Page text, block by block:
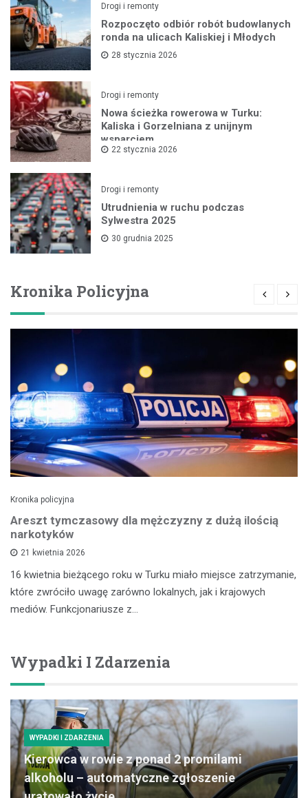
Drogi i remonty
Rozpoczęto odbiór robót budowlanych
ronda na ulicach Kaliskiej i Młodych
28 stycznia 2026
Drogi i remonty
Nowa ścieżka rowerowa w Turku:
Kaliska i Gorzelniana z unijnym
wsparciem
22 stycznia 2026
Drogi i remonty
Utrudnienia w ruchu podczas
Sylwestra 2025
30 grudnia 2025
Kronika Policyjna
Kronika policyjna
Areszt tymczasowy dla mężczyzny z dużą ilością
narkotyków
21 kwietnia 2026
16 kwietnia bieżącego roku w Turku miało miejsce zatrzymanie,
które zwróciło uwagę zarówno lokalnych, jak i krajowych
mediów. Funkcjonariusze z…
Wypadki I Zdarzenia
WYPADKI I ZDARZENIA
Kierowca w rowie z ponad 2 promilami
alkoholu – automatyczne zgłoszenie